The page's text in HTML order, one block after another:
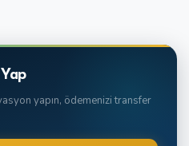
yapın, ödemenizi transfer